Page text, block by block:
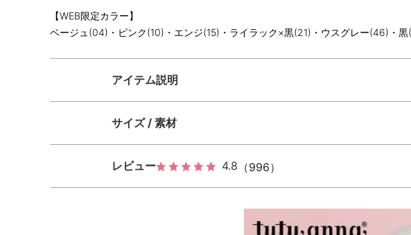
【WEB限定カラー】
ベージュ(04)・ピンク(10)・エンジ(15)・ライラック×黒(21)・ウスグレー(46)・
アイテム説明
サイズ / 素材
レビュー 4.8 （996）